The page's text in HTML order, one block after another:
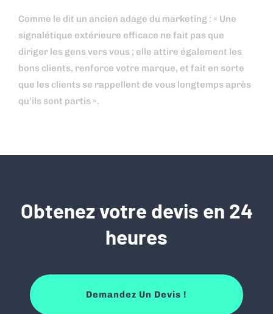
Comme le dit un ancien adage du marketing : « Une
signalétique extérieure efficace ne fait pas que
diriger les gens vers vous ; elle attire également les
bons clients, renforce votre marque, et fait en sorte
que les clients se rappellent de vous longtemps après
qu’ils sont partis ».
Obtenez votre devis en 24
heures
Demandez Un Devis !